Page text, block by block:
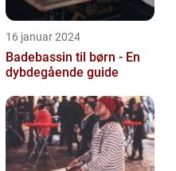
16 januar 2024
Badebassin til børn - En
dybdegående guide